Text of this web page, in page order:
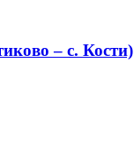
– с. Кости)